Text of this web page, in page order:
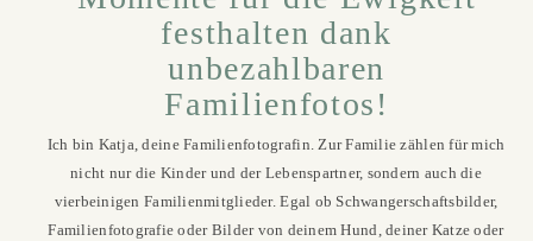
festhalten dank
unbezahlbaren
Familienfotos!
Ich bin Katja, deine Familienfotografin. Zur Familie zählen für mich
nicht nur die Kinder und der Lebenspartner, sondern auch die
vierbeinigen Familienmitglieder. Egal ob Schwangerschaftsbilder,
Familienfotografie oder Bilder von deinem Hund, deiner Katze oder